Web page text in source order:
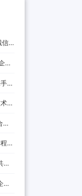
信
神
安
数
筑
业